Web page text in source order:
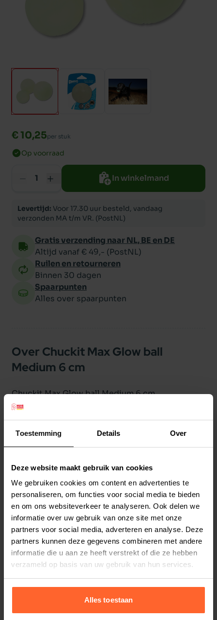
Toestemming Details Over
Deze website maakt gebruik van cookies
We gebruiken cookies om content en advertenties te
personaliseren, om functies voor social media te bieden
en om ons websiteverkeer te analyseren. Ook delen we
informatie over uw gebruik van onze site met onze
partners voor social media, adverteren en analyse. Deze
partners kunnen deze gegevens combineren met andere
informatie die u aan ze heeft verstrekt of die ze hebben
verzameld op basis van uw gebruik van hun services.
Alles toestaan
€ 10,25per stuk
Op voorraad
In winkelmand
Levertijd: Voor 17.30 uur besteld, vandaag
verzonden MA t/m VR. (PostNL)
Gratis verzending naar NL, BE en DE
Altijd vanaf € 49,- (PostNL)
Ruilen en retourneren
Binnen 30 dagen
Spaarpunten
Alles over spaarpunten
Over Chuckit Max Glow ball
Medium 6 cm
Chuckit Max Glow ball Medium 6 cm
Bal die perfect stuitert en super duurzaam is.
Geeft licht in het donker/schemer en is zeer
gemakkelijk schoon te maken.
Maat Small: 6 cm doorsnee.
Productspecificaties
Stel uw bestelherinnering in:(2 weken)
Elke
2 weken
Elke
Elke
6 weken
Elke
8 weken
Elke
10 weken
Elke
12 weken